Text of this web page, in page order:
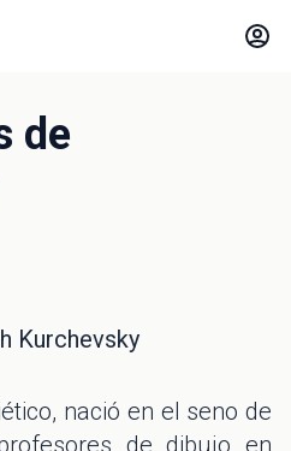
de
Kurchevsky
nació en el seno de
de dibujo en